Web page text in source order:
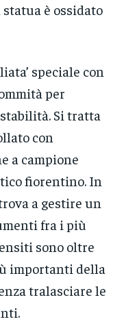
è ossidato
speciale con
per
Si tratta
con
a campione
fiorentino. In
a gestire un
fra i più
sono oltre
importanti della
tralasciare le